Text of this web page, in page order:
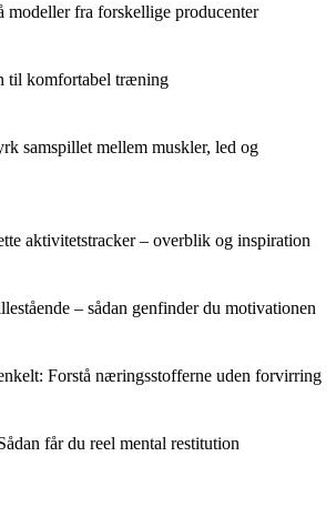
modeller fra forskellige producenter
til komfortabel træning
samspillet mellem muskler, led og
aktivitetstracker – overblik og inspiration
– sådan genfinder du motivationen
Forstå næringsstofferne uden forvirring
får du reel mental restitution